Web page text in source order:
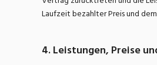
Laufzeit bezahlter Preis und
4. Leistungen, Preise